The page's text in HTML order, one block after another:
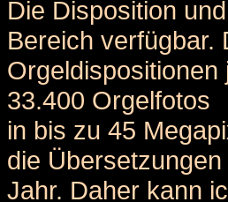
Die Disposition
Bereich verfügbar.
33.400 Orgelfotos
in bis zu 45
die
Jahr. Daher kann